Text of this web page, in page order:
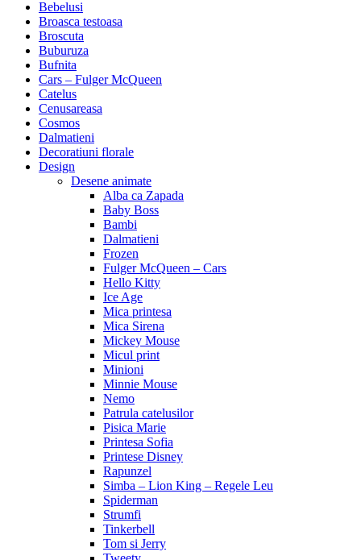
Bebelusi
Broasca testoasa
Broscuta
Buburuza
Bufnita
Cars – Fulger McQueen
Catelus
Cenusareasa
Cosmos
Dalmatieni
Decoratiuni florale
Design
Desene animate
Alba ca Zapada
Baby Boss
Bambi
Dalmatieni
Frozen
Fulger McQueen – Cars
Hello Kitty
Ice Age
Mica printesa
Mica Sirena
Mickey Mouse
Micul print
Minioni
Minnie Mouse
Nemo
Patrula catelusilor
Pisica Marie
Printesa Sofia
Printese Disney
Rapunzel
Simba – Lion King – Regele Leu
Spiderman
Strumfi
Tinkerbell
Tom si Jerry